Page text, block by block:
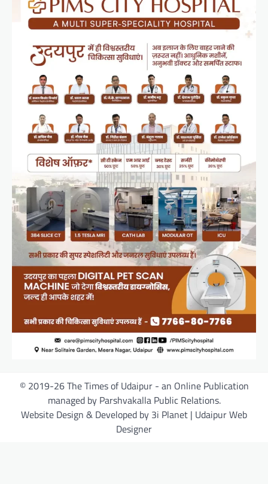
© 2019-26 The Times of Udaipur - an Online Publication
managed by Parshvakalla Public Relations.
Website Design & Developed by 3i Planet | Udaipur Web
Designer